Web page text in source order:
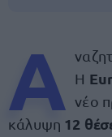
Α Η
νέο
κάλυψη 12